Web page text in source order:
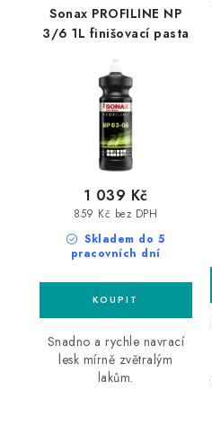
Sonax PROFILINE NP
3/6 1L finišovací pasta
Skladem do 5
pracovních dní
859 Kč bez DPH
1 039 Kč
Snadno a rychle navrací
lesk mírně zvětralým
lakům.